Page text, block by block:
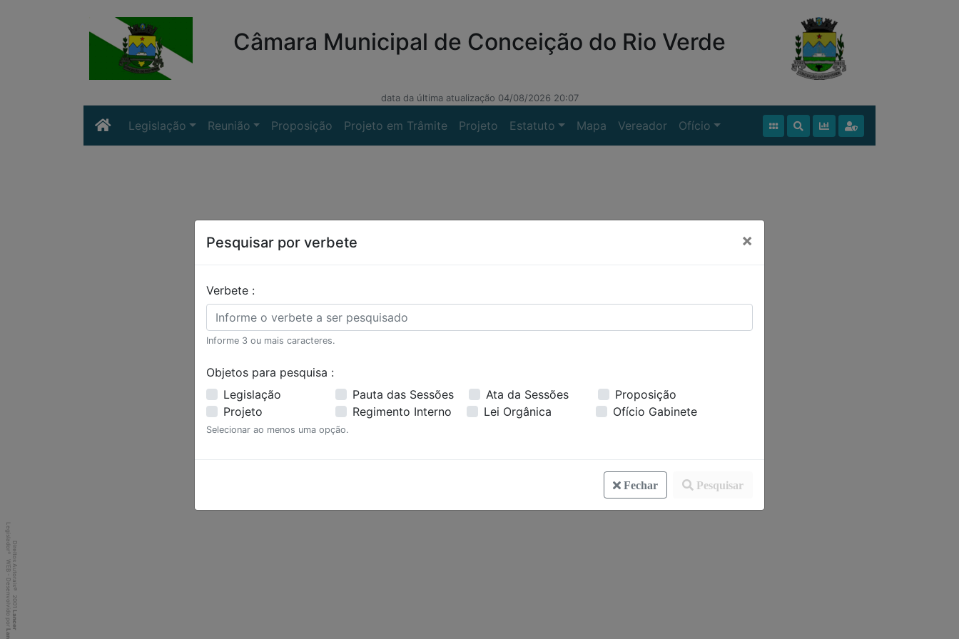
Câmara Municipal de Conceição do Rio Verde
data da última atualização 04/08/2026 20:07
Legislação Reunião Proposição Projeto em Trâmite Projeto Estatuto Mapa Vereador Ofício
Pesquisar por verbete ×
Verbete :
Informe 3 ou mais caracteres.
Objetos para pesquisa :
Legislação
Pauta das Sessões Ata da Sessões
Proposição
Projeto
Regimento Interno Lei Orgânica Ofício Gabinete
Selecionar ao menos uma opção.
Fechar Pesquisar
Direitos Autorais
©
2001
Lancer
Legislador
WEB - Desenvolvido por